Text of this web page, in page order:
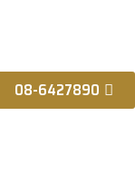
08-6427890